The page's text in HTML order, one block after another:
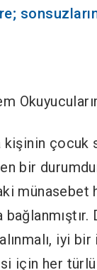
kişinin çocuk
bir
iyi
için her